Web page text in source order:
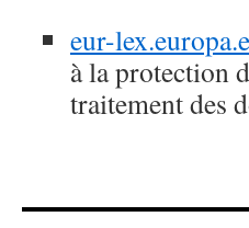
eur-
à la protection
traitement des